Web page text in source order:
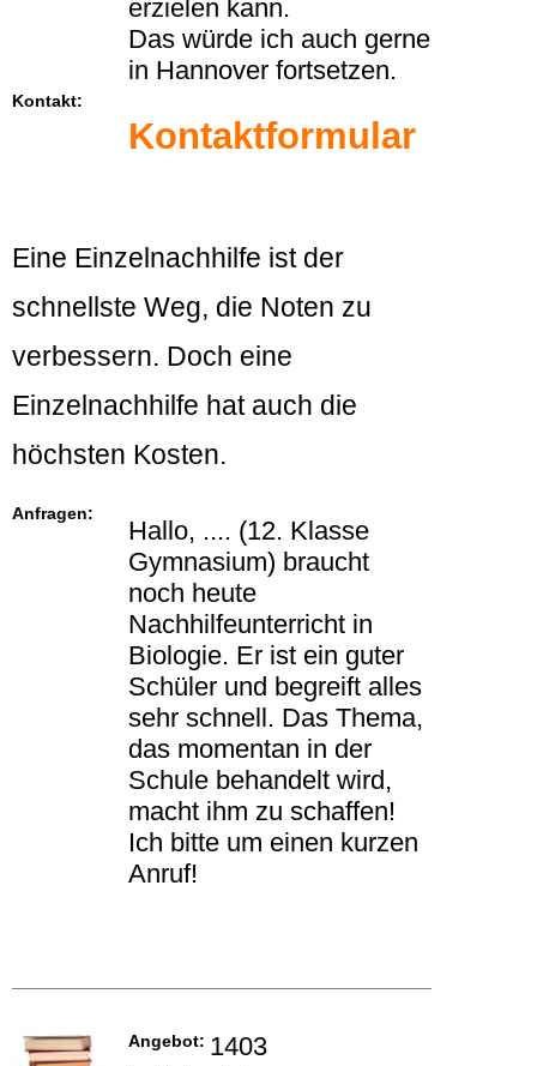
erzielen kann.
Das würde ich auch gerne
in Hannover fortsetzen.
Kontakt:
Kontaktformular
Eine Einzelnachhilfe ist der
schnellste Weg, die Noten zu
verbessern. Doch eine
Einzelnachhilfe hat auch die
höchsten Kosten.
Anfragen:
Hallo, .... (12. Klasse
Gymnasium) braucht
noch heute
Nachhilfeunterricht in
Biologie. Er ist ein guter
Schüler und begreift alles
sehr schnell. Das Thema,
das momentan in der
Schule behandelt wird,
macht ihm zu schaffen!
Ich bitte um einen kurzen
Anruf!
Angebot: 1403